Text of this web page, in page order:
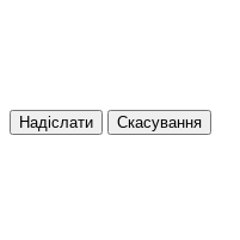
Надіслати Скасування